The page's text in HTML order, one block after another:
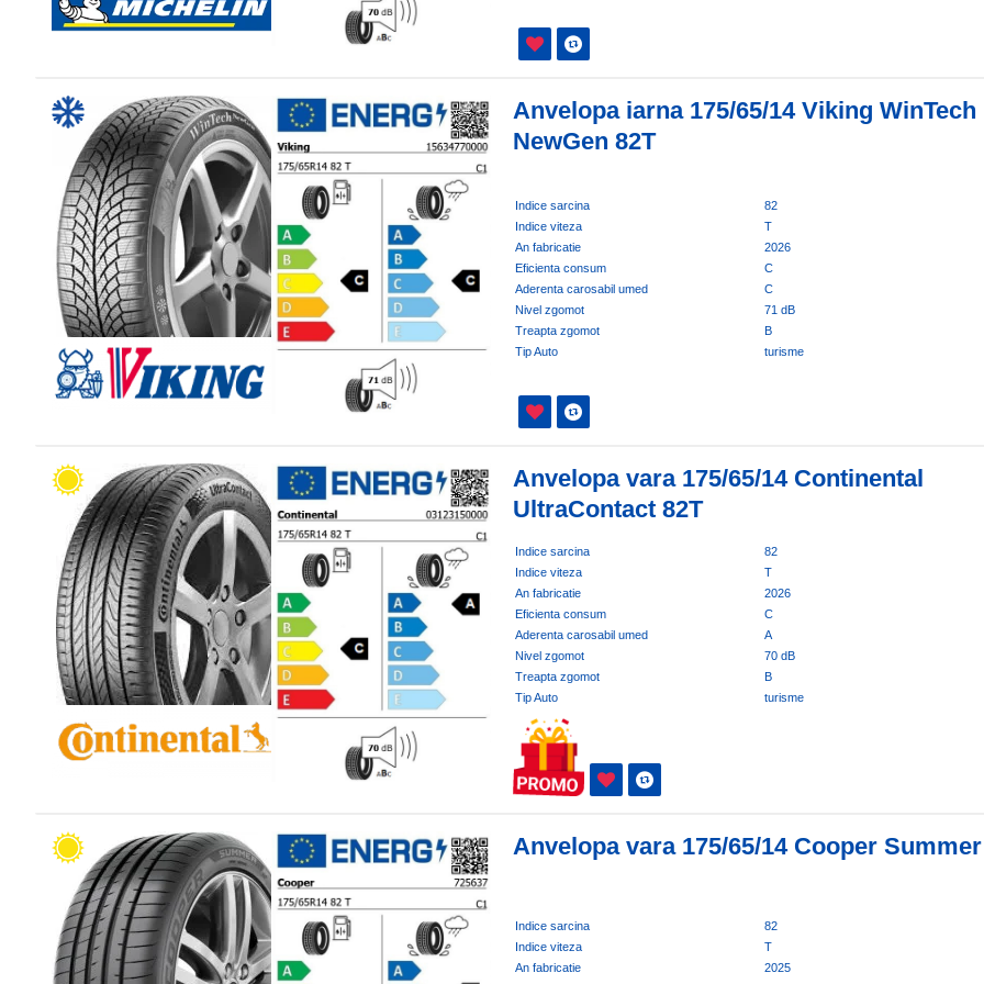
Anvelopa iarna 175/65/14 Viking WinTech
NewGen 82T
Indice sarcina
82
Indice viteza
T
An fabricatie
2026
Eficienta consum
C
Aderenta carosabil umed
C
Nivel zgomot
71 dB
Treapta zgomot
B
Tip Auto
turisme
Anvelopa vara 175/65/14 Continental
UltraContact 82T
Indice sarcina
82
Indice viteza
T
An fabricatie
2026
Eficienta consum
C
Aderenta carosabil umed
A
Nivel zgomot
70 dB
Treapta zgomot
B
Tip Auto
turisme
Anvelopa vara 175/65/14 Cooper
Indice sarcina
82
Indice viteza
T
An fabricatie
2025